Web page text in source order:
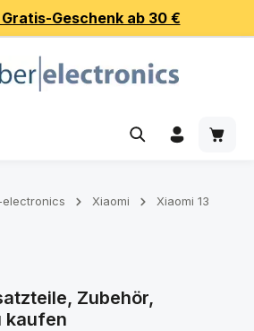
Geschenk ab 30 €
Xiaomi Xiaomi 13
Zubehör,
kaufen